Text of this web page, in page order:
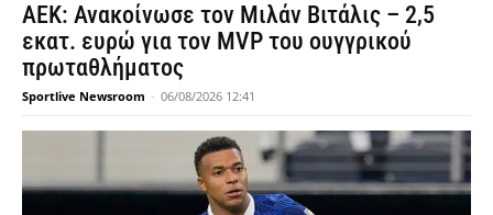
ΑΕΚ: Ανακοίνωσε τον Μιλάν Βιτάλις – 2,5
εκατ. ευρώ για τον MVP του ουγγρικού
πρωταθλήματος
Sportlive Newsroom - 06/08/2026 12:41